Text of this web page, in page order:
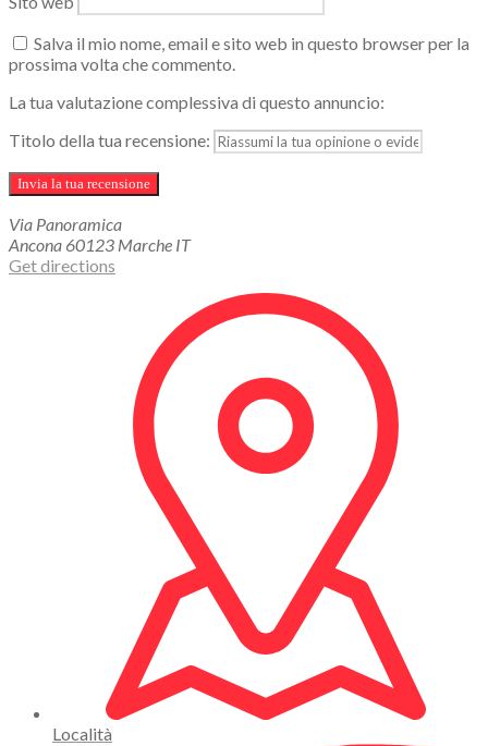
Salva il mio nome, email e sito web in questo browser per la
prossima volta che commento.
La tua valutazione complessiva di questo annuncio:
Titolo della tua recensione:
Via Panoramica
Ancona 60123 Marche IT
Get directions
Località